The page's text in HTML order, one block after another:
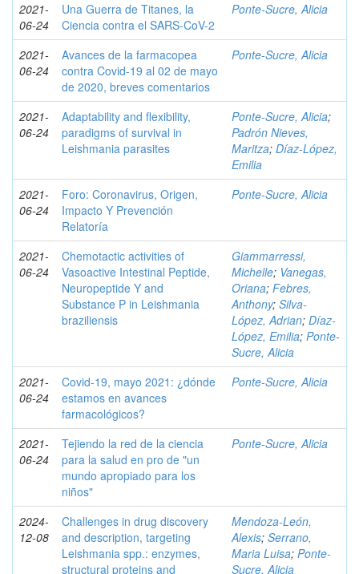
2021-
06-24
Una Guerra de Titanes, la
Ciencia contra el SARS-CoV-2
Ponte-Sucre, Alicia
2021-
06-24
Avances de la farmacopea
contra Covid-19 al 02 de mayo
de 2020, breves comentarios
Ponte-Sucre, Alicia
2021-
06-24
Adaptability and flexibility,
paradigms of survival in
Leishmania parasites
Ponte-Sucre, Alicia;
Padrón Nieves,
Maritza; Díaz-López,
Emilia
2021-
06-24
Foro: Coronavirus, Origen,
Impacto Y Prevención
Relatoría
Ponte-Sucre, Alicia
2021-
06-24
Chemotactic activities of
Vasoactive Intestinal Peptide,
Neuropeptide Y and
Substance P in Leishmania
braziliensis
Giammarressi,
Michelle; Vanegas,
Oriana; Febres,
Anthony; Silva-
López, Adrian; Díaz-
López, Emilia; Ponte-
Sucre, Alicia
2021-
06-24
Covid-19, mayo 2021: ¿dónde
estamos en avances
farmacológicos?
Ponte-Sucre, Alicia
2021-
06-24
Tejiendo la red de la ciencia
para la salud en pro de "un
mundo apropiado para los
niños"
Ponte-Sucre, Alicia
2024-
12-08
Challenges in drug discovery
and description, targeting
Leishmania spp.: enzymes,
structural proteins and
Mendoza-León,
Alexis; Serrano,
Maria Luisa; Ponte-
Sucre, Alicia